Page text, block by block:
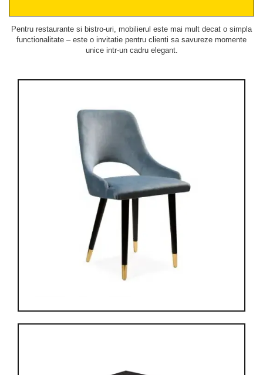
Pentru restaurante si bistro-uri, mobilierul este mai mult decat o simpla
functionalitate – este o invitatie pentru clienti sa savureze momente
unice intr-un cadru elegant.